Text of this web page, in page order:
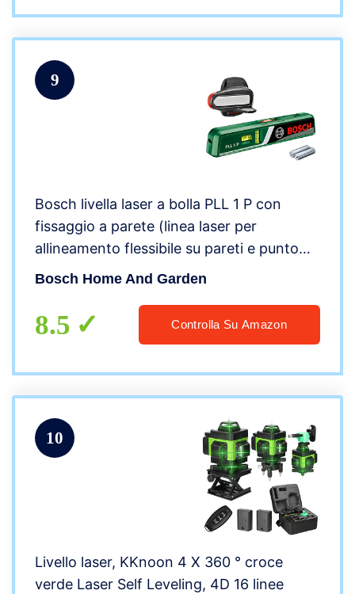
9
Bosch livella laser a bolla PLL 1 P con
fissaggio a parete (linea laser per
allineamento flessibile su pareti e punto
laser per un facile trasferimento
Bosch Home And Garden
8.5 Controlla Su Amazon
10
Livello laser, KKnoon 4 X 360 ° croce
verde Laser Self Leveling, 4D 16 linee